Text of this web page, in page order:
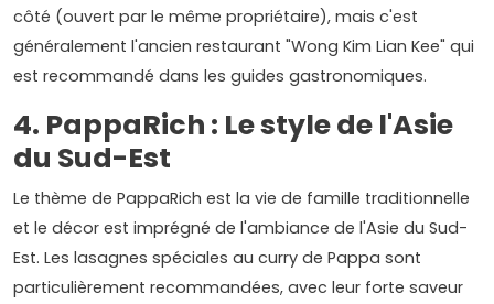
côté (ouvert par le même propriétaire), mais c'est
généralement l'ancien restaurant "Wong Kim Lian Kee" qui
est recommandé dans les guides gastronomiques.
4. PappaRich : Le style de l'Asie
du Sud-Est
Le thème de PappaRich est la vie de famille traditionnelle
et le décor est imprégné de l'ambiance de l'Asie du Sud-
Est. Les lasagnes spéciales au curry de Pappa sont
particulièrement recommandées, avec leur forte saveur